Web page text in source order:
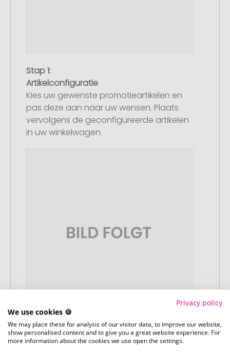
Stap 1:
Artikelconfiguratie
Kies uw gewenste promotieartikelen en
pas deze aan naar uw wensen. Plaats
vervolgens de geconfigureerde artikelen
in uw winkelwagen.
Stap 2:
Upload van uw logo of ontwerp
Privacy policy
We use cookies 🍪
We may place these for analysis of our visitor data, to improve our website,
show personalised content and to give you a great website experience. For
more information about the cookies we use open the settings.